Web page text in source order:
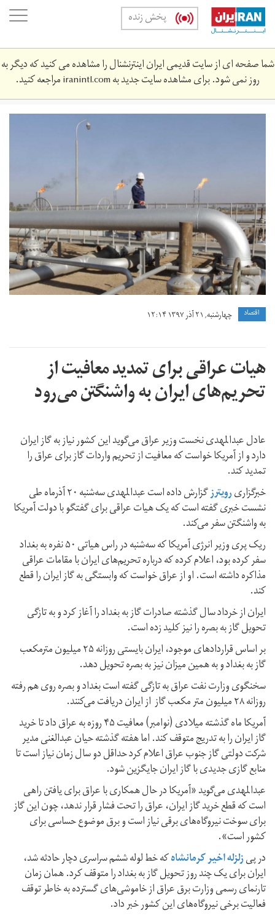
Skip
main
content
پخش زنده
شما صفحه ای از سایت قدیمی ایران اینترنشنال را مشاهده می کنید که دیگر به
روز نمی شود. برای مشاهده سایت جدید بهiranintl.comمراجعه کنید.
gas.jpg
اقتصاد چهارشنبه, ۲۱ آذر ۱۳۹۷ ۱۲:۱۴
هیات عراقی برای تمدید معافیت از
تحریم‌های ایران به واشنگتن می‌رود
عادل عبدالمهدی نخست وزیر عراق می‌گوید این کشور نیاز به گاز ایران
دارد و از آمریکا خواست که معافیت از تحریم واردات گاز برای عراق را
تمدید کند.
خبرگزاریرویترز گزارش داده است عبدالمهدی سه‌شنبه ۲۰ آذرماه طی
نشست خبری گفته است که یک هیات عراقی برای گفتگو با دولت آمریکا
به واشنگتن سفر می‌کند.
ریک پری وزیر انرژی آمریکا که سه‌شنبه در راس هیاتی ۵۰ نفره به بغداد
سفر کرده بود، اعلام کرده که درباره تحریم‌های ایران با مقامات عراقی
مذاکره داشته است. او از عراق خواست که وابستگی به گاز ایران را قطع
کند.
ایران از خرداد سال گذشته صادرات گاز به بغداد را آغاز کرد و به تازگی
تحویل گاز به بصره را نیز کلید زده است.
بر اساس قراردادهای موجود، ایران بایستی روزانه ۲۵ میلیون مترمکعب
گاز به بغداد و به همین میزان نیز به بصره تحویل دهد.
سخنگوی وزارت نفت عراق به تازگی گفته است بغداد و بصره روی‌ هم رفته
روزانه ۲۸ میلیون متر مکعب گاز از ایران دریافت می‌کنند.
آمریکا ماه گذشته میلادی (نوامبر) معافیت ۴۵ روزه به عراق داد تا خرید
گاز ایران را به تدریج متوقف کند. اما هفته گذشته حیان عبدالغنی مدیر
شرکت دولتی گاز جنوب عراق اعلام کرد حداقل دو سال زمان نیاز است تا
منابع گازی جدیدی با گاز ایران جایگزین شود.
عبدالمهدی می‌گوید «آمریکا در حال همکاری با عراق برای یافتن راهی
است که قطع خرید گاز ایران، عراق را تحت فشار قرار ندهد، چون این گاز
برای سوخت نیروگاه‌های برقی نیاز است و برق موضوع حساسی برای
کشور است».
در پیزلزله اخیر کرمانشاهکه خط لوله ششم سراسری دچار حادثه شد،
ایران برای یک چند روز تحویل گاز به بغداد را متوقف کرد. همان زمان
تارنمای رسمی وزارت برق عراق از خاموشی‌های گسترده به خاطر توقف
فعالیت برخی نیروگاه‌های این کشور خبر داد.